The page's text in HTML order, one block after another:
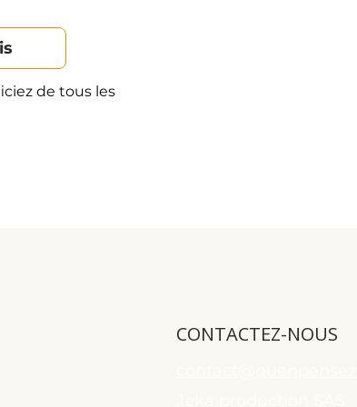
de tous les
CONTACTEZ-NOUS